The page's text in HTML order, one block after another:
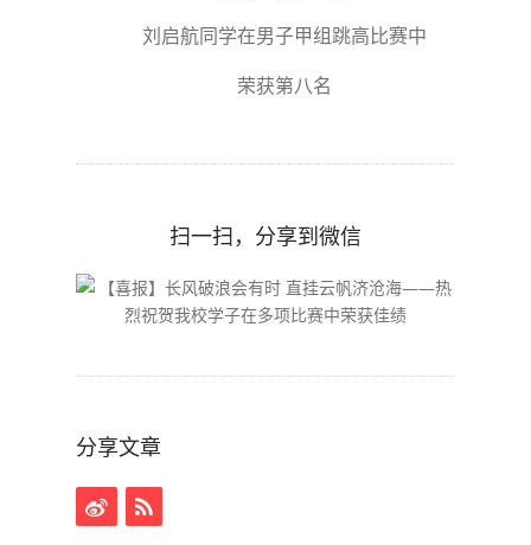
刘启航同学在男子甲组跳高比赛中
荣获第八名
扫一扫，分享到微信
分享文章